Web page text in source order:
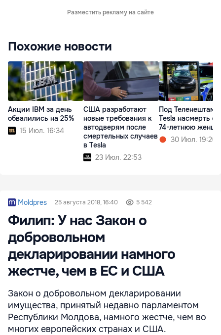
Разместить рекламу на сайте
Похожие новости
Акции IBM за день
обвалились на 25%
15 Июл. 16:34
США разработают
новые требования к
автодверям после
смертельных случаев
в Tesla
23 Июл. 22:53
Под Теленештами
Tesla насмерть
74-летнюю
30 Июл. 19:26
Moldpres 25 августа 2018, 16:40 5 542
Филип: У нас Закон о
добровольном
декларировании намного
жестче, чем в ЕС и США
Закон о добровольном декларировании
имущества, принятый недавно парламентом
Республики Молдова, намного жестче, чем во
многих европейских странах и США.